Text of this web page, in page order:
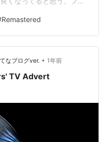
とんど変わらないかも
ので。おぼろげな記憶で
かもしれないなと。 しか
ル価格で1400円くらいで
前のゲームだけど。前
けてない…
Remastered
なブログver. • 1年前
TV Advert